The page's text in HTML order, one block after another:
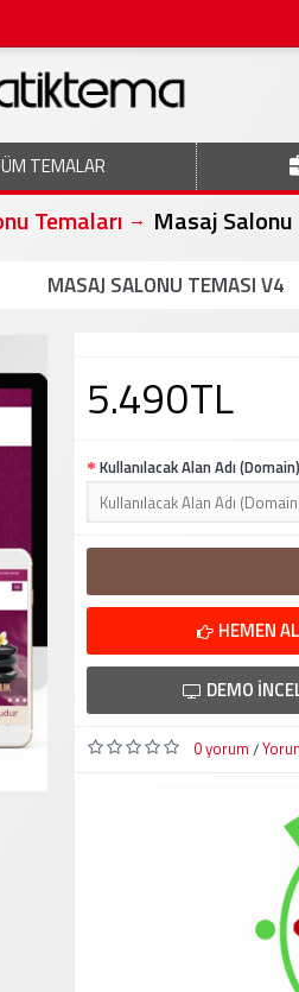
TEMALAR
Temaları
Masaj Salonu
MASAJ SALONU TEMASI V4
5.490TL
Kullanılacak Alan Adı (Domain)
HEMEN AL
DEMO
0 yorum /